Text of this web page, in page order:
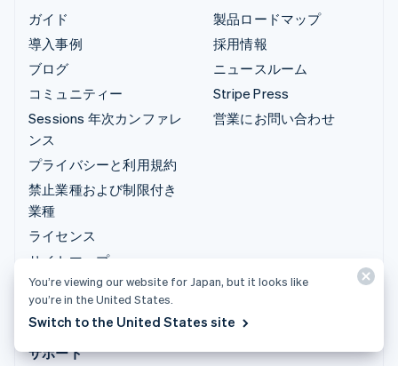
ガイド
導入事例
ブログ
コミュニティー
Sessions 年次カンファレ
ンス
プライバシーと利用規約
禁止業種および制限付き
業種
ライセンス
サイトマップ
クッキーの設定
その他のリソース
製品ロードマップ
採用情報
ニュースルーム
Stripe Press
営業にお問い合わせ
サポート
You’re viewing our website for Japan, but it looks like
you’re in the United States.
Switch to the United States site